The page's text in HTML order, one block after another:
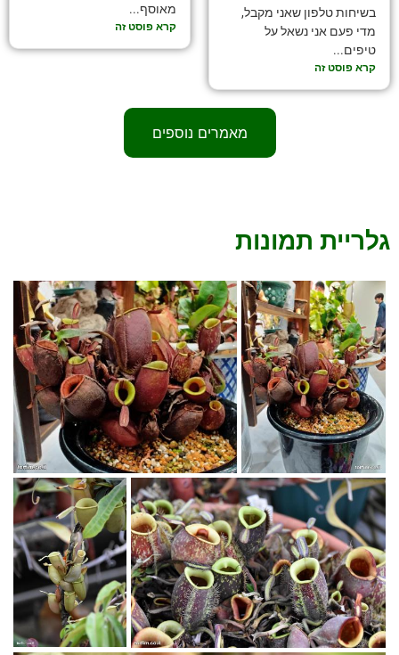
בשיחות טלפון שאני מקבל,
מדי פעם אני נשאל על
טיפים...
קרא פוסט זה
מאוסף...
קרא פוסט זה
מאמרים נוספים
גלריית תמונות